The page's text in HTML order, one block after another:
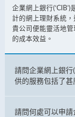
企業網上銀行
計的網上理財系統，
貴公司便能靈活地
的成本效益。
請問企業網上銀行
供的服務包括了甚
請問何處可以申